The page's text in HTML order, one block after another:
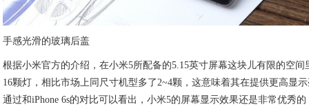
手感光滑的玻璃后盖
根据小米官方的介绍，在小米5所配备的5.15英寸屏幕这块儿有限的空
16颗灯，相比市场上同尺寸机型多了2~4颗，这意味着其在提供更高显
通过和iPhone 6s的对比可以看出，小米5的屏幕显示效果还是非常优秀